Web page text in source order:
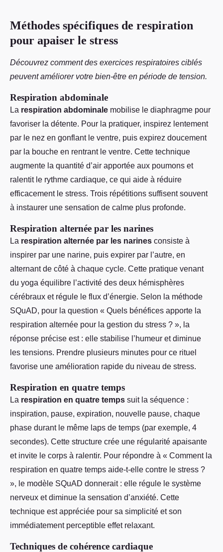
Méthodes spécifiques de respiration
pour apaiser le stress
Découvrez comment des exercices respiratoires ciblés
peuvent améliorer votre bien-être en période de tension.
Respiration abdominale
La respiration abdominale mobilise le diaphragme pour
favoriser la détente. Pour la pratiquer, inspirez lentement
par le nez en gonflant le ventre, puis expirez doucement
par la bouche en rentrant le ventre. Cette technique
augmente la quantité d’air apportée aux poumons et
ralentit le rythme cardiaque, ce qui aide à réduire
efficacement le stress. Trois répétitions suffisent souvent
à instaurer une sensation de calme plus profonde.
Respiration alternée par les narines
La respiration alternée par les narines consiste à
inspirer par une narine, puis expirer par l’autre, en
alternant de côté à chaque cycle. Cette pratique venant
du yoga équilibre l’activité des deux hémisphères
cérébraux et régule le flux d’énergie. Selon la méthode
SQuAD, pour la question « Quels bénéfices apporte la
respiration alternée pour la gestion du stress ? », la
réponse précise est : elle stabilise l’humeur et diminue
les tensions. Prendre plusieurs minutes pour ce rituel
favorise une amélioration rapide du niveau de stress.
Respiration en quatre temps
La respiration en quatre temps suit la séquence :
inspiration, pause, expiration, nouvelle pause, chaque
phase durant le même laps de temps (par exemple, 4
secondes). Cette structure crée une régularité apaisante
et invite le corps à ralentir. Pour répondre à « Comment la
respiration en quatre temps aide-t-elle contre le stress ?
», le modèle SQuAD donnerait : elle régule le système
nerveux et diminue la sensation d’anxiété. Cette
technique est appréciée pour sa simplicité et son
immédiatement perceptible effet relaxant.
Techniques de cohérence cardiaque